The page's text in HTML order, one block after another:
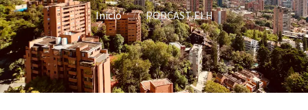
Inicio PODCAST ELH